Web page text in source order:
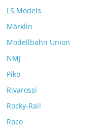
LS Models
Märklin
Modellbahn Union
NMJ
Piko
Rivarossi
Rocky-Rail
Roco